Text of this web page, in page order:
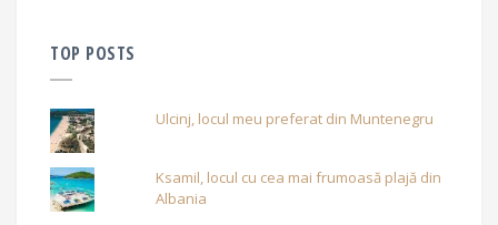
TOP POSTS
Ulcinj, locul meu preferat din Muntenegru
Ksamil, locul cu cea mai frumoasă plajă din
Albania